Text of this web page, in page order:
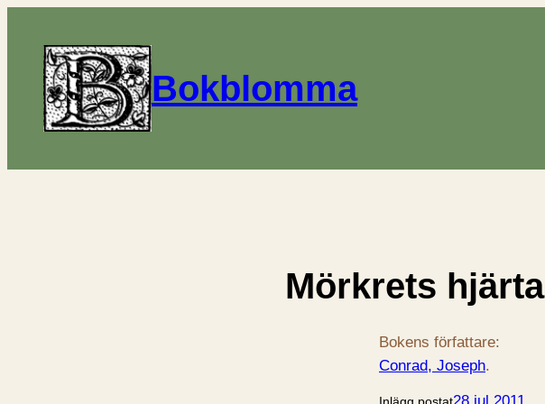
Bokblomma
Mörkrets hjärta
Bokens författare:
Conrad, Joseph.
Inlägg postat28 jul 2011